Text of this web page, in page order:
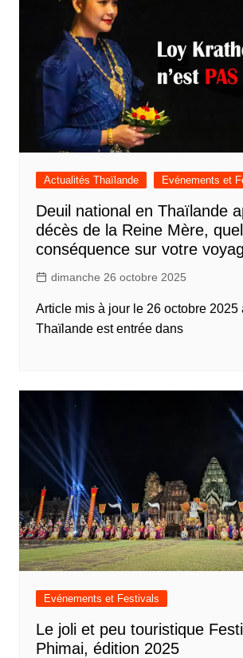
Actualités Thaïlande Evénements et
Deuil national en Thaïlande
décès de la Reine Mère,
conséquence sur votre
dimanche 26 octobre 2025
Article mis à jour le 26 octobre 2025
Thaïlande est entrée dans
Evénements et Festivals
Le joli et peu touristique
Phimai, édition 2025